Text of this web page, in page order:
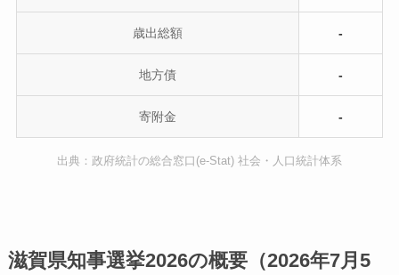
歳出総額 -
地方債 -
寄附金 -
出典：政府統計の総合窓口(e-Stat) 社会・人口統計体系
滋賀県知事選挙2026の概要（2026年7月5